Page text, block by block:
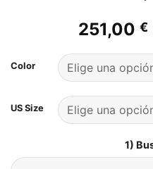
251,00 €
Color
US Size
1)